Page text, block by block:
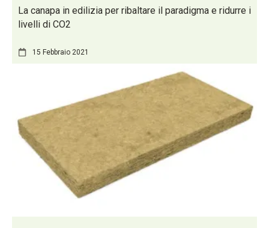
La canapa in edilizia per ribaltare il paradigma e ridurre i
livelli di CO2
15 Febbraio 2021